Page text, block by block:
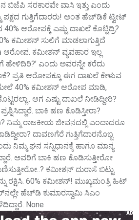
ಬಿಜೆಪಿ ಸರಕಾರವೇ ವಾಸಿ ಇತ್ತು ಎಂದು
ಪಕ್ಷದ ಗುತ್ತಿಗೆದಾರರು! ಅಂತ ಹೆಚ್‌ಡಿಕೆ ಟ್ವೀಟ್
ಆರೋಪಕ್ಕೆ ಎಷ್ಟು ದಾಖಲೆ ಕೊಟ್ಟಿದ್ರಿ?
ಕಮೀಶನ್ ಸುಲಿಗೆ ಮಾಡಲಾಗುತ್ತಿದೆ
ಆರೋಪ. ಕಮೀಶನ್ ವ್ಯವಹಾರ ಇಲ್ಲ
ಹೇಳಿದಿರಿ?’ ಎಂದು ಅವರನ್ನೇ ಕರೆದು
ಪ್ರತಿ ಆರೋಪಕ್ಕೂ ಈಗ ದಾಖಲೆ ಕೇಳುವ
40% ಕಮೀಶನ್ ಆರೋಪ ಮಾಡಿ,
ಆಗ ಎಷ್ಟು ದಾಖಲೆ ನೀಡಿದ್ದೀರಿ?
ಬಾಕಿ ಹಣ ಕೊಡಿಸ್ತೀರಾ?
ನಿಮ್ಮ ರಾಜಕೀಯ ಜೀವನದಲ್ಲಿ ಎಂದಾದರೂ
ದಾವಣಗೆರೆ ಗುತ್ತಿಗೆದಾರನೊಬ್ಬ
ನಿಮ್ಮ ಘನ ಸನ್ನಿಧಾನಕ್ಕೆ ಹಾಗೂ ಮಾನ್ಯ
ಅವರಿಗೆ ಬಾಕಿ ಹಣ ಕೊಡಿಸುತ್ತೀರೋ
ಕಮೀಶನ್ ದುರಾಸೆ ಬಿಟ್ಟು
ರಕ್ಷಿಸಿ. 60% ಕಮೀಶನ್! ಮುಖ್ಯಮಂತ್ರಿ ಹಿಟ್
ಹೆಚ್‌ಡಿ ಕುಮಾರಸ್ವಾಮಿ ಸಿಎಂ
None